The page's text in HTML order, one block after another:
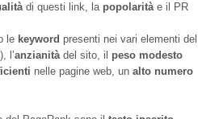
di questi link, la popolaritàe il PR
le keyword presenti nei vari elementi del
l’anzianitàdel sito, il peso modesto
nelle pagine web, un alto numero